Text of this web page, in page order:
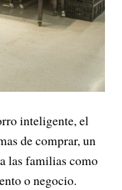
inteligente, el
de comprar, un
las familias como
o negocio.